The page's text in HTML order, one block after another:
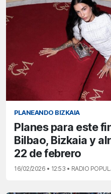
PLANEANDO BIZKAIA
Planes para este
Bilbao, Bizkaia y
22 de febrero
16/02/2026 • 12:53 • RADIO